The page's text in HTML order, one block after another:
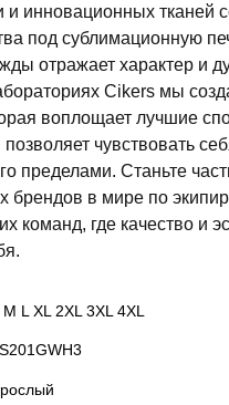
и инновационных тканей
под сублимационную
отражает характер и
Cikers мы
воплощает лучшие
чувствовать
пределами. Станьте
брендов в мире по
команд, где качество и
M L XL 2XL 3XL 4XL